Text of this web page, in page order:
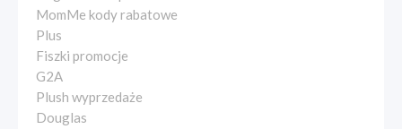
MomMe kody rabatowe
Plus
Fiszki promocje
G2A
Plush wyprzedaże
Douglas